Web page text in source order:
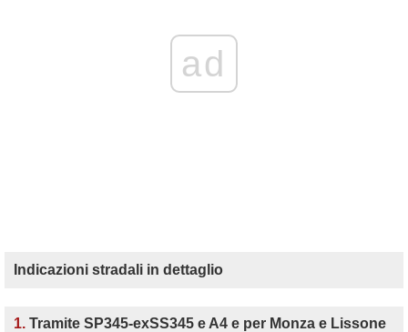
ad
Indicazioni stradali in dettaglio
1. Tramite SP345-exSS345 e A4 e per Monza e Lissone